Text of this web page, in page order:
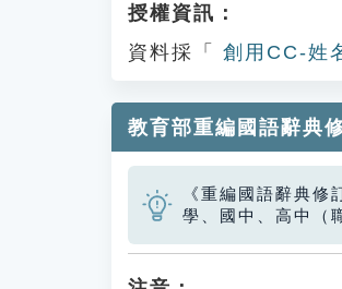
授權資訊：
資料採「
創用CC-姓
教育部重編國語辭典
《重編國語辭典
學、國中、高中（